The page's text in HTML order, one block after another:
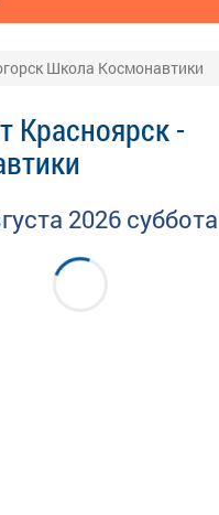
Школа Космонавтики
Красноярск -
2026 суббота